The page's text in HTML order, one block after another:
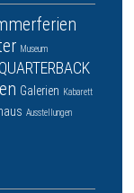
Museum
QUARTERBACK
Galerien Kabarett
Ausstellungen